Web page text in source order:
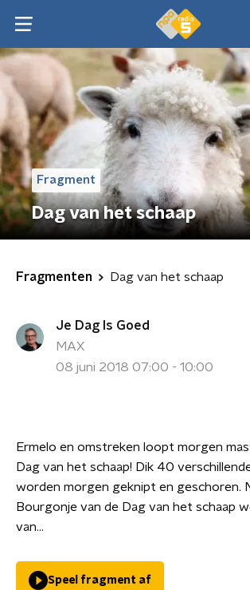
Fragment
Dag van het schaap
Fragmenten Dag van het schaap
Je Dag Is Goed
MAX
08 juni 2018 07:00 - 10:00
Ermelo en omstreken loopt morgen
Dag van het schaap! Dik 40
worden morgen geknipt en geschoren.
Bourgonje van de Dag van het schaap
van…
Speel fragment af